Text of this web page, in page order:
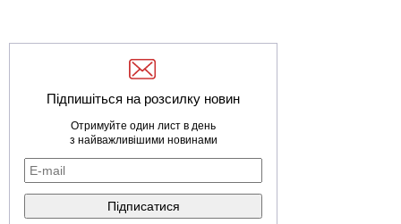
Підпишіться на розсилку новин
Отримуйте один лист в день
з найважливішими новинами